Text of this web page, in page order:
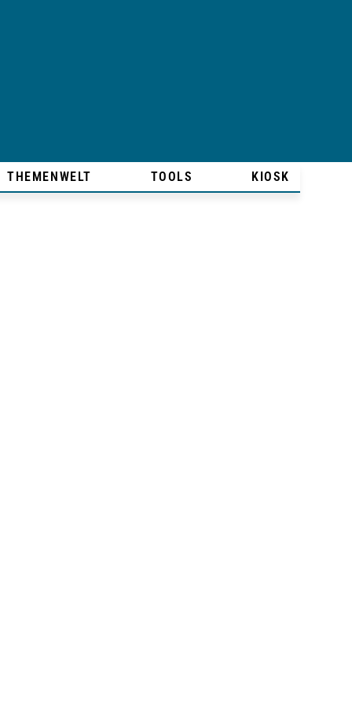
THEMENWELT TOOLS KIOSK